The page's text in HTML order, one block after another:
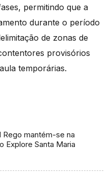
permitindo que a
durante o período
de zonas de
provisórios
temporárias.
Rego mantém-se na
Explore Santa Maria